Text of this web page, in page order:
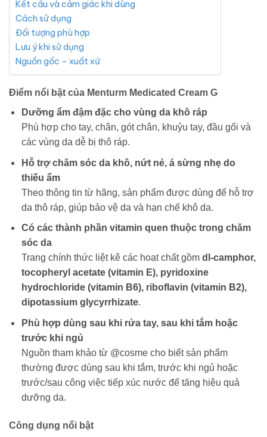
Kết cấu và cảm giác khi dùng
Cách sử dụng
Đối tượng phù hợp
Lưu ý khi sử dụng
Nguồn gốc – xuất xứ
Điểm nổi bật của Menturm Medicated Cream G
Dưỡng ẩm đậm đặc cho vùng da khô ráp
Phù hợp cho tay, chân, gót chân, khuỷu tay, đầu gối và
các vùng da dễ bị thô ráp.
Hỗ trợ chăm sóc da khô, nứt nẻ, á sừng nhẹ do
thiếu ẩm
Theo thông tin từ hãng, sản phẩm được dùng để hỗ trợ
da thô ráp, giúp bảo vệ da và hạn chế khô da.
Có các thành phần vitamin quen thuộc trong chăm
sóc da
Trang chính thức liệt kê các hoạt chất gồm dl-camphor,
tocopheryl acetate (vitamin E), pyridoxine
hydrochloride (vitamin B6), riboflavin (vitamin B2),
dipotassium glycyrrhizate.
Phù hợp dùng sau khi rửa tay, sau khi tắm hoặc
trước khi ngủ
Nguồn tham khảo từ @cosme cho biết sản phẩm
thường được dùng sau khi tắm, trước khi ngủ hoặc
trước/sau công việc tiếp xúc nước để tăng hiệu quả
dưỡng da.
Công dụng nổi bật